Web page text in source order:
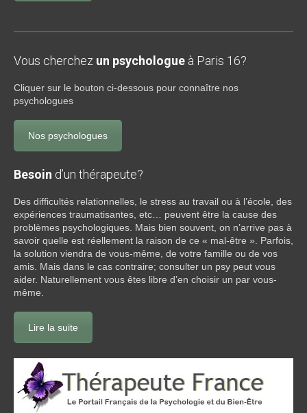
Vous cherchez un psychologue à Paris 16?
Cliquer sur le bouton ci-dessous pour connaître nos
psychologues
Nos psychologues
Besoin d’un thérapeute?
Des difficultés relationnelles, le stress au travail ou à l’école, des
expériences traumatisantes, etc… peuvent être la cause des
problèmes psychologiques. Mais bien souvent, on n’arrive pas à
savoir quelle est réellement la raison de ce « mal-être ». Parfois,
la solution viendra de vous-même, de votre famille ou de vos
amis. Mais dans le cas contraire; consulter un psy peut vous
aider. Naturellement vous êtes libre d’en choisir un par vous-
même.
Lire la suite